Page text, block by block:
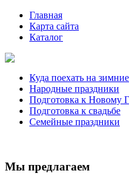
Главная
Карта сайта
Каталог
Куда поехать на
Народные праздники
Подготовка к Новому
Подготовка к свадьбе
Семейные праздники
Мы предлагаем